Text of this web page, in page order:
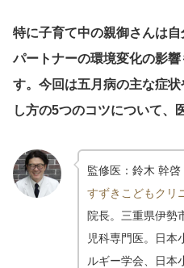
特に子育て中の親御さんは
パートナーの環境変化の影
す。今回は五月病の主な症
し方の5つのコツについて、
監修医：鈴木 幹啓
すずきこどもクリ
院長。 三重県伊勢
児科専門医。日本
ルギー学会、日本